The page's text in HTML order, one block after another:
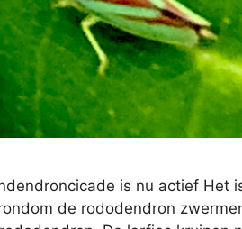
is nu actief Het
de rododendron